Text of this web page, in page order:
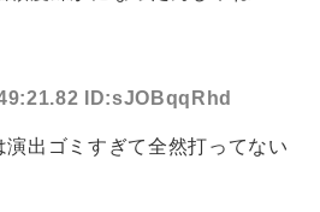
ID:sJOBqqRhd
出ゴミすぎて全然打ってない